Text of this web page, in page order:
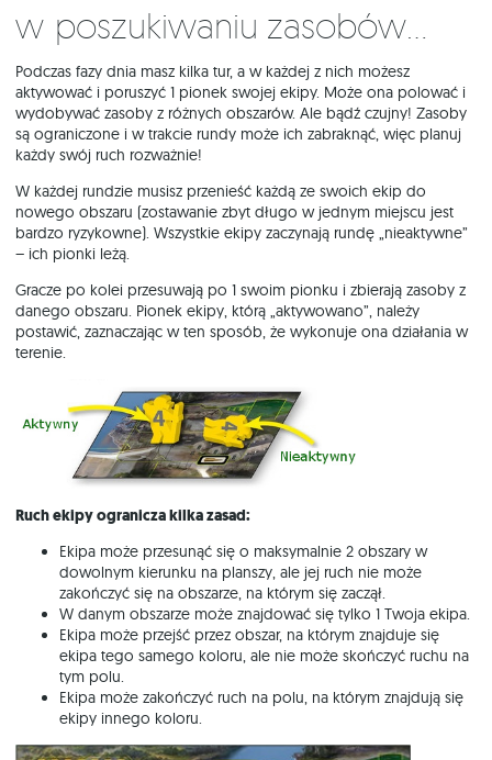
W poszukiwaniu zasobów...
Podczas fazy dnia masz kilka tur, a w każdej z nich możesz
aktywować i poruszyć 1 pionek swojej ekipy. Może ona polować i
wydobywać zasoby z różnych obszarów. Ale bądź czujny! Zasoby
są ograniczone i w trakcie rundy może ich zabraknąć, więc planuj
każdy swój ruch rozważnie!
W każdej rundzie musisz przenieść każdą ze swoich ekip do
nowego obszaru (zostawanie zbyt długo w jednym miejscu jest
bardzo ryzykowne). Wszystkie ekipy zaczynają rundę „nieaktywne”
– ich pionki leżą.
Gracze po kolei przesuwają po 1 swoim pionku i zbierają zasoby z
danego obszaru. Pionek ekipy, którą „aktywowano”, należy
postawić, zaznaczając w ten sposób, że wykonuje ona działania w
terenie.
Ruch ekipy ogranicza kilka zasad:
Ekipa może przesunąć się o maksymalnie 2 obszary w
dowolnym kierunku na planszy, ale jej ruch nie może
zakończyć się na obszarze, na którym się zaczął.
W danym obszarze może znajdować się tylko 1 Twoja ekipa.
Ekipa może przejść przez obszar, na którym znajduje się
ekipa tego samego koloru, ale nie może skończyć ruchu na
tym polu.
Ekipa może zakończyć ruch na polu, na którym znajdują się
ekipy innego koloru.